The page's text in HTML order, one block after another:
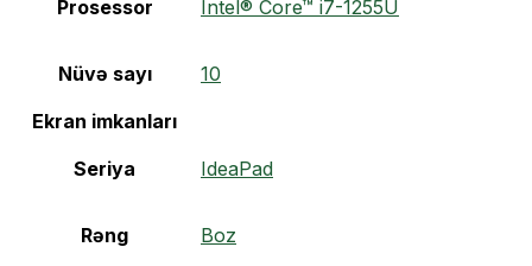
Prosessor Intel® Core™ i7-1255U
Nüvə sayı
10
Ekran imkanları
Seriya
IdeaPad
Rəng Boz